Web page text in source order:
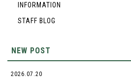
INFORMATION
STAFF BLOG
NEW POST
2026.07.20